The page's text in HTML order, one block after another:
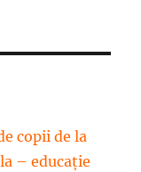
copii de la
– educație